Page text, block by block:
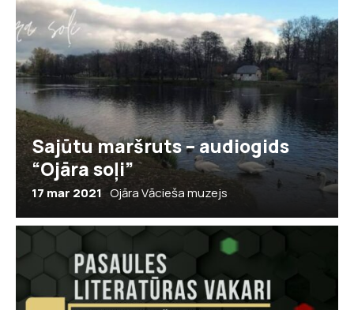
Sajūtu maršruts – audiogids
“Ojāra soļi”
17 mar 2021 Ojāra Vācieša muzejs